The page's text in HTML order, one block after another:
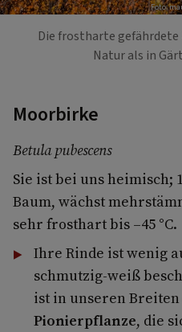
Foto:
Die frostharte
Natur als in
Moorbirke
Betula pubescens
Sie ist bei uns heimisch;
Baum, wächst
sehr frosthart bis –45 °C.
Ihre Rinde ist wenig
schmutzig-weiß
ist in unseren
Pionierpflanze, die